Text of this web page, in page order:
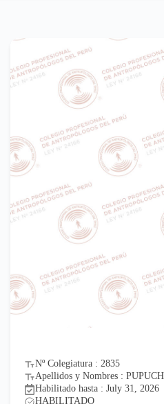
Nº Colegiatura : 2835
Apellidos y Nombres :
Habilitado hasta : July 31, 2026
HABILITADO